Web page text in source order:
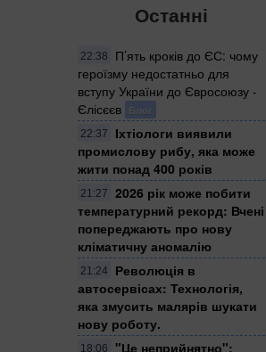
Останні
22:38
П’ять кроків до ЄС: чому
героїзму недостатньо для
вступу України до Євросоюзу -
Єлісєєв Блог
22:37
Іхтіологи виявили
промислову рибу, яка може
жити понад 400 років
21:27
2026 рік може побити
температурний рекорд: Вчені
попереджають про нову
кліматичну аномалію
21:24
Революція в
автосервісах: Технологія,
яка змусить малярів шукати
нову роботу.
18:06
"Це неприйнятно":